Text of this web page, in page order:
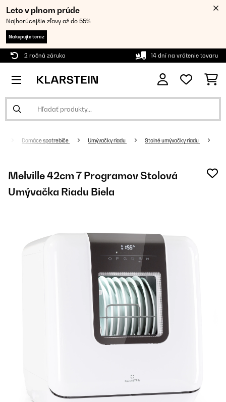
Leto v plnom prúde
Najhorúcejšie zľavy až do 55%
Nakupujte teraz
2 ročná záruka 14 dní na vrátenie tovaru
Domáce spotrebiče Umývačky riadu Stolné umývačky riadu
Melville 42cm 7 Programov Stolová
Umývačka Riadu Biela